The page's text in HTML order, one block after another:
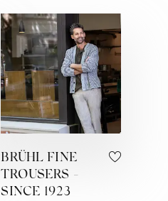
BRÜHL FINE
TROUSERS -
SINCE 1923